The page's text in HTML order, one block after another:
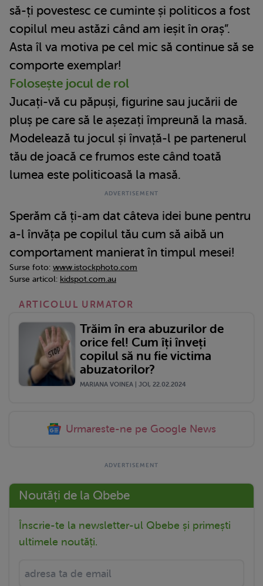
să-ți povestesc ce cuminte și politicos a fost
copilul meu astăzi când am ieșit în oraș”.
Asta îl va motiva pe cel mic să continue să se
comporte exemplar!
Folosește jocul de rol
Jucați-vă cu păpuși, figurine sau jucării de
pluș pe care să le așezați împreună la masă.
Modelează tu jocul și învață-l pe partenerul
tău de joacă ce frumos este când toată
lumea este politicoasă la masă.
Sperăm că ți-am dat câteva idei bune pentru
a-l învăța pe copilul tău cum să aibă un
comportament manierat în timpul mesei!
Surse foto: www.istockphoto.com
Surse articol: kidspot.com.au
ARTICOLUL URMATOR
Trăim în era abuzurilor de
orice fel! Cum îți înveți
copilul să nu fie victima
abuzatorilor?
MARIANA VOINEA | JOI, 22.02.2024
Urmareste-ne pe Google News
Noutăți de la Qbebe
Înscrie-te la newsletter-ul Qbebe și primești
ultimele noutăți.